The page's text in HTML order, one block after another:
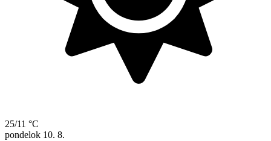
25/11 °C
pondelok 10. 8.